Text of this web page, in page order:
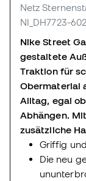
Netz
NI_DH7723-602
Nike Street
gestaltete
Traktion für
Obermaterial
Alltag, egal
Abhängen.
zusätzliche
Griffig
Die neu